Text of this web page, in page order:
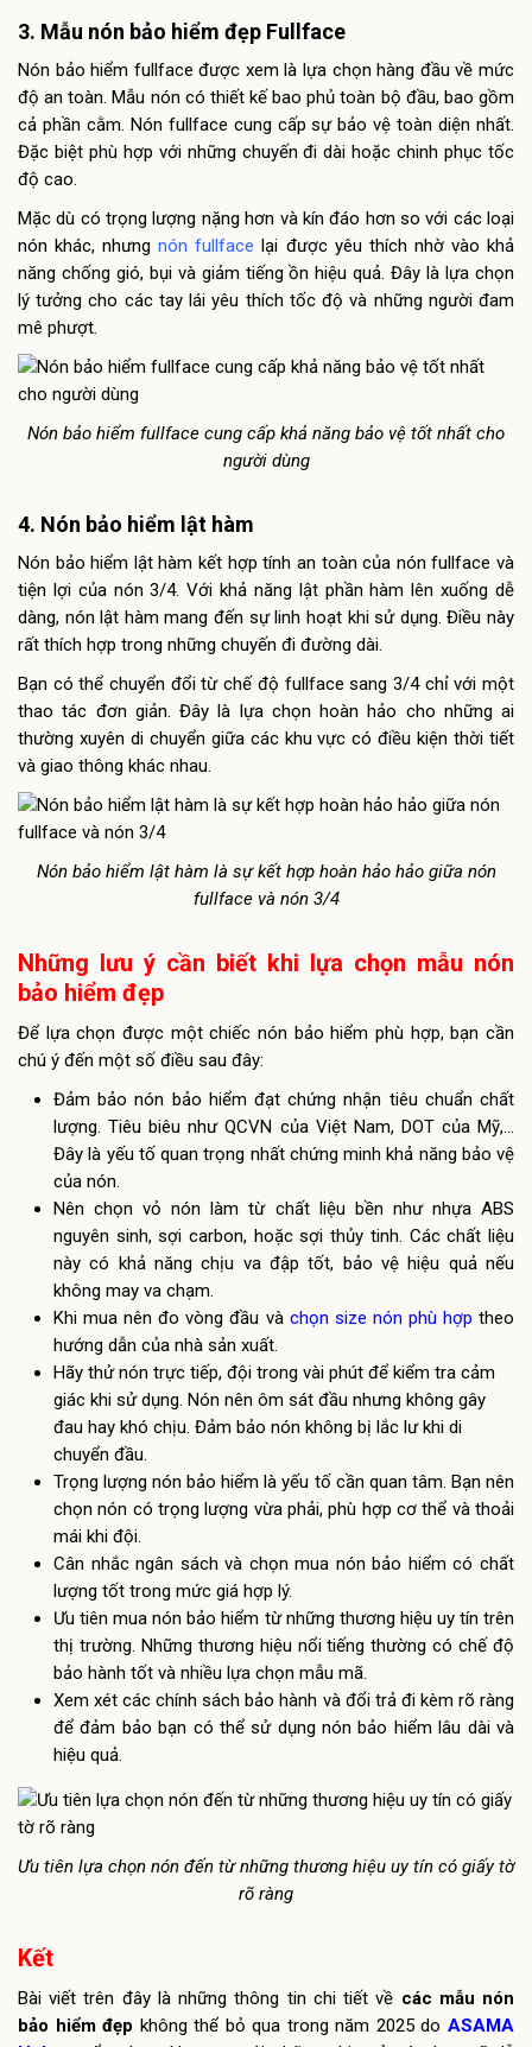
3. Mẫu nón bảo hiểm đẹp Fullface
Nón bảo hiểm fullface được xem là lựa chọn hàng đầu về mức
độ an toàn. Mẫu nón có thiết kế bao phủ toàn bộ đầu, bao gồm
cả phần cằm. Nón fullface cung cấp sự bảo vệ toàn diện nhất.
Đặc biệt phù hợp với những chuyến đi dài hoặc chinh phục tốc
độ cao.
Mặc dù có trọng lượng nặng hơn và kín đáo hơn so với các loại
nón khác, nhưngnón fullface lại được yêu thích nhờ vào khả
năng chống gió, bụi và giảm tiếng ồn hiệu quả. Đây là lựa chọn
lý tưởng cho các tay lái yêu thích tốc độ và những người đam
mê phượt.
Nón bảo hiểm fullface cung cấp khả năng bảo vệ tốt nhất cho
người dùng
4. Nón bảo hiểm lật hàm
Nón bảo hiểm lật hàm kết hợp tính an toàn của nón fullface và
tiện lợi của nón 3/4. Với khả năng lật phần hàm lên xuống dễ
dàng, nón lật hàm mang đến sự linh hoạt khi sử dụng. Điều này
rất thích hợp trong những chuyến đi đường dài.
Bạn có thể chuyển đổi từ chế độ fullface sang 3/4 chỉ với một
thao tác đơn giản. Đây là lựa chọn hoàn hảo cho những ai
thường xuyên di chuyển giữa các khu vực có điều kiện thời tiết
và giao thông khác nhau.
Nón bảo hiểm lật hàm là sự kết hợp hoàn hảo hảo giữa nón
fullface và nón 3/4
Những lưu ý cần biết khi lựa chọn mẫu nón
bảo hiểm đẹp
Để lựa chọn được một chiếc nón bảo hiểm phù hợp, bạn cần
chú ý đến một số điều sau đây:
Đảm bảo nón bảo hiểm đạt chứng nhận tiêu chuẩn chất
lượng. Tiêu biêu như QCVN của Việt Nam, DOT của Mỹ,…
Đây là yếu tố quan trọng nhất chứng minh khả năng bảo vệ
của nón.
Nên chọn vỏ nón làm từ chất liệu bền như nhựa ABS
nguyên sinh, sợi carbon, hoặc sợi thủy tinh. Các chất liệu
này có khả năng chịu va đập tốt, bảo vệ hiệu quả nếu
không may va chạm.
Khi mua nên đo vòng đầu và chọn size nón phù hợp theo
hướng dẫn của nhà sản xuất.
Hãy thử nón trực tiếp, đội trong vài phút để kiểm tra cảm
giác khi sử dụng. Nón nên ôm sát đầu nhưng không gây
đau hay khó chịu. Đảm bảo nón không bị lắc lư khi di
chuyển đầu.
Trọng lượng nón bảo hiểm là yếu tố cần quan tâm. Bạn nên
chọn nón có trọng lượng vừa phải, phù hợp cơ thể và thoải
mái khi đội.
Cân nhắc ngân sách và chọn mua nón bảo hiểm có chất
lượng tốt trong mức giá hợp lý.
Ưu tiên mua nón bảo hiểm từ những thương hiệu uy tín trên
thị trường. Những thương hiệu nổi tiếng thường có chế độ
bảo hành tốt và nhiều lựa chọn mẫu mã.
Xem xét các chính sách bảo hành và đổi trả đi kèm rõ ràng
để đảm bảo bạn có thể sử dụng nón bảo hiểm lâu dài và
hiệu quả.
Ưu tiên lựa chọn nón đến từ những thương hiệu uy tín có giấy tờ
rõ ràng
Kết
Bài viết trên đây là những thông tin chi tiết về các mẫu nón
bảo hiểm đẹp không thể bỏ qua trong năm 2025 doASAMA